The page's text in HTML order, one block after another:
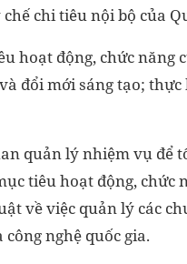
chi tiêu nội bộ của
hoạt động, chức năng
đổi mới sáng tạo; thực
quản lý nhiệm vụ để
tiêu hoạt động, chức
về việc quản lý các
nghệ quốc gia.